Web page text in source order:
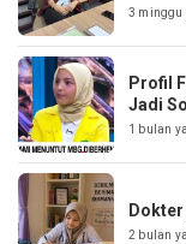
3 minggu
Profil
Jadi
1 bulan
2 bulan